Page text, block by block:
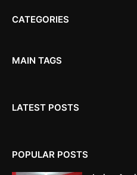
CATEGORIES
MAIN TAGS
LATEST POSTS
POPULAR POSTS